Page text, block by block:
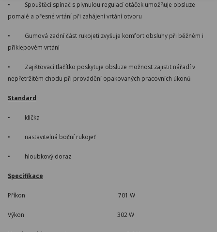
• Spouštěcí spínač s plynulou regulací otáček umožňuje obsluze
pomalé a přesné vrtání při zahájení vrtání otvoru
• Gumová zadní část rukojeti zvyšuje komfort obsluhy při běžném i
příklepovém vrtání
• Zajišťovací tlačítko poskytuje obsluze možnost zajistit nářadí v
nepřetržitém chodu při provádění opakovaných pracovních úkonů
Standard
• klička
• nastavitelná boční rukojeť
• hloubkový doraz
Specifikace
Příkon 701 W
Výkon 302 W